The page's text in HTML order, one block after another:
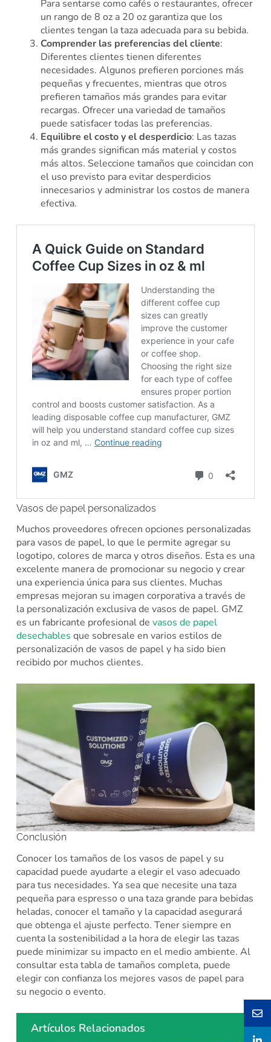
Para sentarse como cafés o restaurantes, ofrecer
un rango de 8 oz a 20 oz garantiza que los
clientes tengan la taza adecuada para su bebida.
Comprender las preferencias del cliente:
Diferentes clientes tienen diferentes
necesidades. Algunos prefieren porciones más
pequeñas y frecuentes, mientras que otros
prefieren tamaños más grandes para evitar
recargas. Ofrecer una variedad de tamaños
puede satisfacer todas las preferencias.
Equilibre el costo y el desperdicio: Las tazas
más grandes significan más material y costos
más altos. Seleccione tamaños que coincidan con
el uso previsto para evitar desperdicios
innecesarios y administrar los costos de manera
efectiva.
Vasos de papel personalizados
Muchos proveedores ofrecen opciones personalizadas
para vasos de papel, lo que le permite agregar su
logotipo, colores de marca y otros diseños. Esta es una
excelente manera de promocionar su negocio y crear
una experiencia única para sus clientes. Muchas
empresas mejoran su imagen corporativa a través de
la personalización exclusiva de vasos de papel. GMZ
es un fabricante profesional de vasos de papel
desechables que sobresale en varios estilos de
personalización de vasos de papel y ha sido bien
recibido por muchos clientes.
Conclusión
Conocer los tamaños de los vasos de papel y su
capacidad puede ayudarte a elegir el vaso adecuado
para tus necesidades. Ya sea que necesite una taza
pequeña para espresso o una taza grande para bebidas
heladas, conocer el tamaño y la capacidad asegurará
que obtenga el ajuste perfecto. Tener siempre en
cuenta la sostenibilidad a la hora de elegir las tazas
puede minimizar su impacto en el medio ambiente. Al
consultar esta tabla de tamaños completa, puede
elegir con confianza los mejores vasos de papel para
su negocio o evento.
Artículos Relacionados